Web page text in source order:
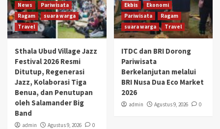
News
Pariwisata
Ragam
suara warga
Travel
Sthala Ubud Village Jazz
Festival 2026 Resmi
Ditutup, Regenerasi
Jazz, Kolaborasi Tiga
Benua, dan Penutupan
oleh Salamander Big
Band
admin Agustus 9, 2026 0
Ekbis
Ekonomi
Pariwisata
Ragam
suara warga
Travel
ITDC dan BRI Dorong
Pariwisata
Berkelanjutan melalui
BRI Nusa Dua Eco Market
2026
admin Agustus 9, 2026 0